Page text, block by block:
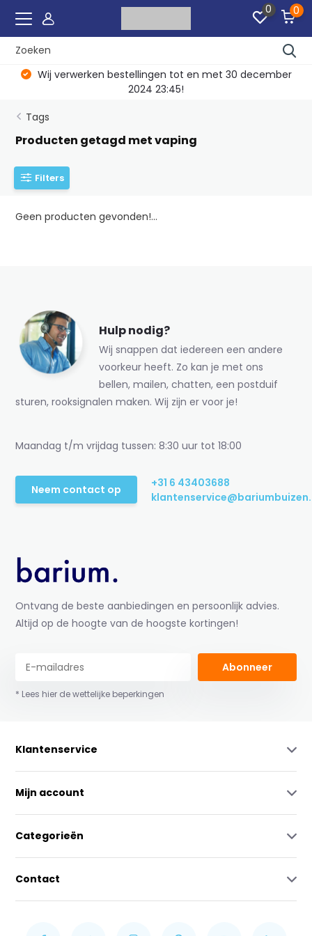
0 0
Wij verwerken bestellingen tot en met 30 december
2024 23:45!
Tags
Producten getagd met vaping
Filters
Geen producten gevonden!...
Hulp nodig?
Wij snappen dat iedereen een andere
voorkeur heeft. Zo kan je met ons
bellen, mailen, chatten, een postduif
sturen, rooksignalen maken. Wij zijn er voor je!
Maandag t/m vrijdag tussen: 8:30 uur tot 18:00
Neem contact op
+31 6 43403688
Ontvang de beste aanbiedingen en persoonlijk advies.
Altijd op de hoogte van de hoogste kortingen!
Abonneer
* Lees hier de wettelijke beperkingen
Klantenservice
Mijn account
Categorieën
Contact